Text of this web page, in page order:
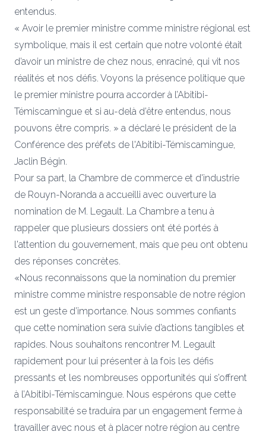
entendus.
« Avoir le premier ministre comme ministre régional est
symbolique, mais il est certain que notre volonté était
d’avoir un ministre de chez nous, enraciné, qui vit nos
réalités et nos défis. Voyons la présence politique que
le premier ministre pourra accorder à l’Abitibi-
Témiscamingue et si au-delà d’être entendus, nous
pouvons être compris. » a déclaré le président de la
Conférence des préfets de l'Abitibi-Témiscamingue,
Jaclin Bégin.
Pour sa part, la Chambre de commerce et d'industrie
de Rouyn-Noranda a accueilli avec ouverture la
nomination de M. Legault. La Chambre a tenu à
rappeler que plusieurs dossiers ont été portés à
l'attention du gouvernement, mais que peu ont obtenu
des réponses concrètes.
«Nous reconnaissons que la nomination du premier
ministre comme ministre responsable de notre région
est un geste d’importance. Nous sommes confiants
que cette nomination sera suivie d’actions tangibles et
rapides. Nous souhaitons rencontrer M. Legault
rapidement pour lui présenter à la fois les défis
pressants et les nombreuses opportunités qui s’offrent
à l’Abitibi-Témiscamingue. Nous espérons que cette
responsabilité se traduira par un engagement ferme à
travailler avec nous et à placer notre région au centre